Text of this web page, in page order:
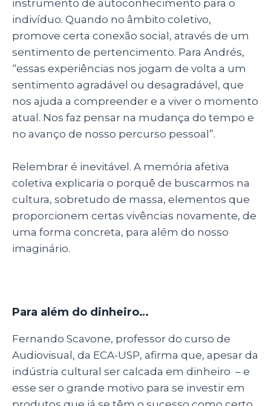
instrumento de autoconhecimento para o
indivíduo. Quando no âmbito coletivo,
promove certa conexão social, através de um
sentimento de pertencimento. Para Andrés,
“essas experiências nos jogam de volta a um
sentimento agradável ou desagradável, que
nos ajuda a compreender e a viver o momento
atual. Nos faz pensar na mudança do tempo e
no avanço de nosso percurso pessoal”.
Relembrar é inevitável. A memória afetiva
coletiva explicaria o porquê de buscarmos na
cultura, sobretudo de massa, elementos que
proporcionem certas vivências novamente, de
uma forma concreta, para além do nosso
imaginário.
Para além do dinheiro…
Fernando Scavone, professor do curso de
Audiovisual, da ECA-USP, afirma que, apesar da
indústria cultural ser calcada em dinheiro – e
esse ser o grande motivo para se investir em